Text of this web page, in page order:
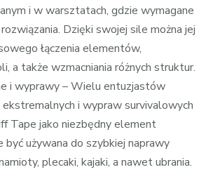
i w warsztatach, gdzie wymagane
Dzięki swojej sile można jej
łączenia elementów,
a także wzmacniania różnych struktur.
i wyprawy – Wielu entuzjastów
i wypraw survivalowych
Tape jako niezbędny element
być używana do szybkiej naprawy
plecaki, kajaki, a nawet ubrania.